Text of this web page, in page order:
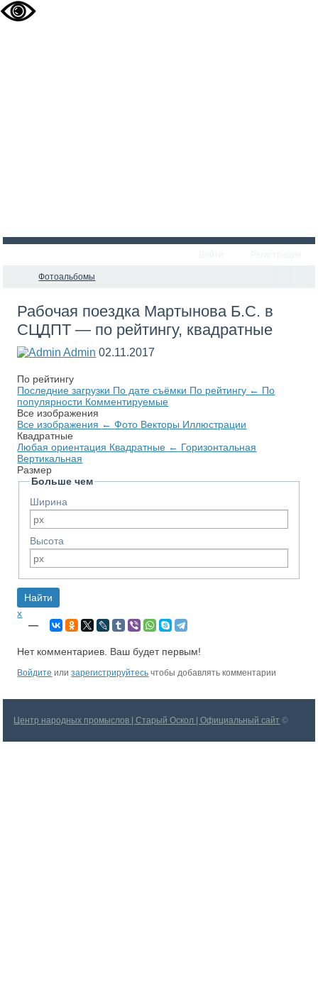
Фотоальбомы
Рабочая поездка Мартынова Б.С. в
СЦДПТ — по рейтингу, квадратные
Admin 02.11.2017
По рейтингу
Последние загрузки По дате съёмки По рейтингу ← По
популярности Комментируемые
Все изображения
Все изображения ← Фото Векторы Иллюстрации
Квадратные
Любая ориентация Квадратные ← Горизонтальная
Вертикальная
Размер
Больше чем
Ширина
Высота
x
—
Нет комментариев. Ваш будет первым!
Войдите илизарегистрируйтесь чтобы добавлять комментарии
Центр народных промыслов | Старый Оскол | Официальный сайт ©